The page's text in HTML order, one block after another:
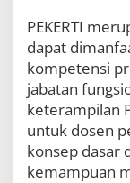
PEKERTI
dapat
kompetensi
jabatan
keterampilan
untuk dosen
konsep dasar
kemampuan